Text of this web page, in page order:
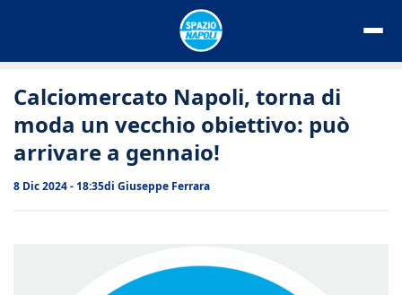
Calciomercato Napoli, torna di
moda un vecchio obiettivo: può
arrivare a gennaio!
8 Dic 2024 - 18:35di Giuseppe Ferrara